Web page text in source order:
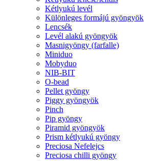
Kétlyukú levél
Különleges formájú gyöngyök
Lencsék
Levél alakú gyöngyök
Masnigyöngy (farfalle)
Miniduo
Mobyduo
NIB-BIT
O-bead
Pellet gyöngy
Piggy gyöngyök
Pinch
Pip gyöngy
Piramid gyöngyök
Prism kétlyukú gyöngy
Preciosa Nefelejcs
Preciosa chilli gyöngy